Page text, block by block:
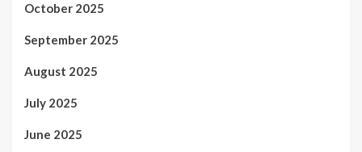
October 2025
September 2025
August 2025
July 2025
June 2025